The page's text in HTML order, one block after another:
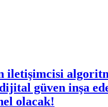
iletişimcisi
güven inşa
olacak!